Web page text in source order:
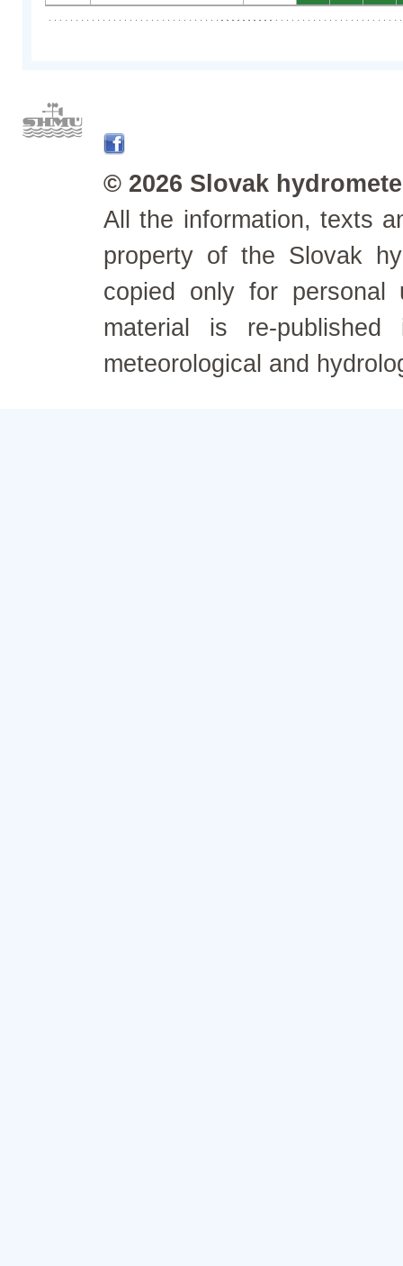
© 2026 Slovak
All the information, texts
property of the Slovak
copied only for personal
material is re-
meteorological and